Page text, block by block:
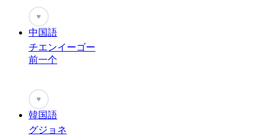
♥
中国語
チエンイーゴー
前一个
♥
韓国語
グジョネ